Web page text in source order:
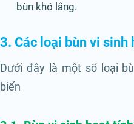
bùn khó lắng.
3. Các loại bùn vi sinh
Dưới đây là một số loại
biến